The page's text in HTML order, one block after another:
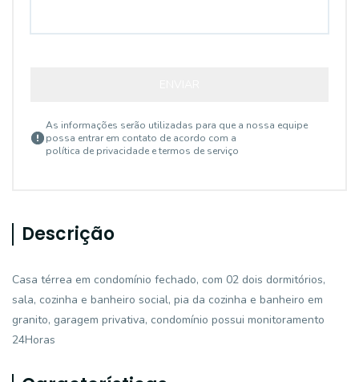
As informações serão utilizadas para que a nossa equipe
possa entrar em contato de acordo com a
política de privacidade e termos de serviço
Descrição
Casa térrea em condomínio fechado, com 02 dois dormitórios,
sala, cozinha e banheiro social, pia da cozinha e banheiro em
granito, garagem privativa, condomínio possui monitoramento
24Horas